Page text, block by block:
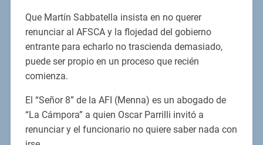
Que Martín Sabbatella insista en no querer
renunciar al AFSCA y la flojedad del gobierno
entrante para echarlo no trascienda demasiado,
puede ser propio en un proceso que recién
comienza.
El “Señor 8” de la AFI (Menna) es un abogado de
“La Cámpora” a quien Oscar Parrilli invitó a
renunciar y el funcionario no quiere saber nada con